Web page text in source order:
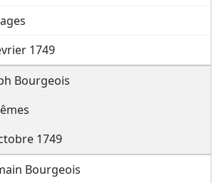
1749
Bourgeois
1749
Bourgeois